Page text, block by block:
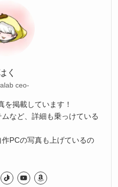
く
ceo-
を掲載しています！
など、詳細も乗っけている
PCの写真も上げているの